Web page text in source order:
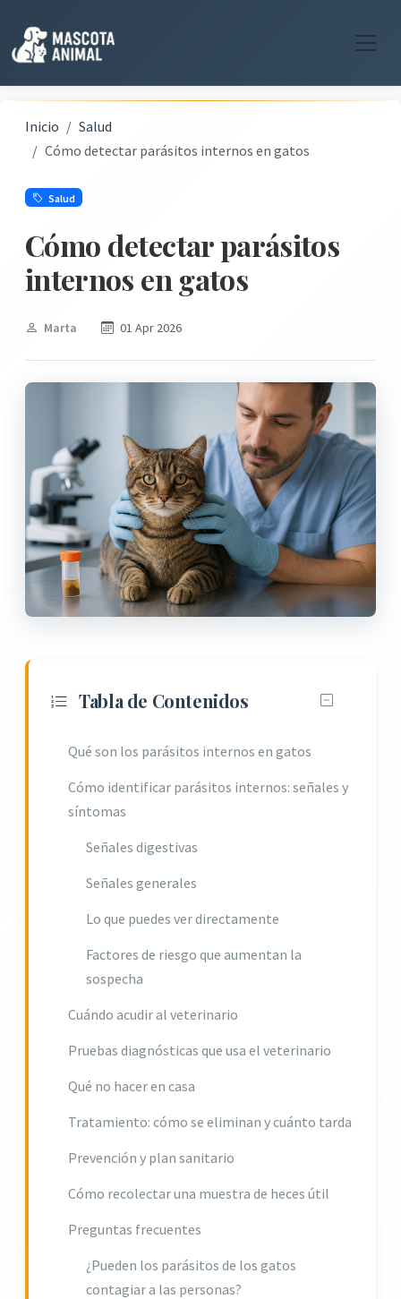
Inicio
Salud
Cómo detectar parásitos internos en gatos
Salud
Cómo detectar parásitos
internos en gatos
Marta 01 Apr 2026
Tabla de Contenidos
Qué son los parásitos internos en gatos
Cómo identificar parásitos internos: señales y
síntomas
Señales digestivas
Señales generales
Lo que puedes ver directamente
Factores de riesgo que aumentan la
sospecha
Cuándo acudir al veterinario
Pruebas diagnósticas que usa el veterinario
Qué no hacer en casa
Tratamiento: cómo se eliminan y cuánto tarda
Prevención y plan sanitario
Cómo recolectar una muestra de heces útil
Preguntas frecuentes
¿Pueden los parásitos de los gatos
contagiar a las personas?